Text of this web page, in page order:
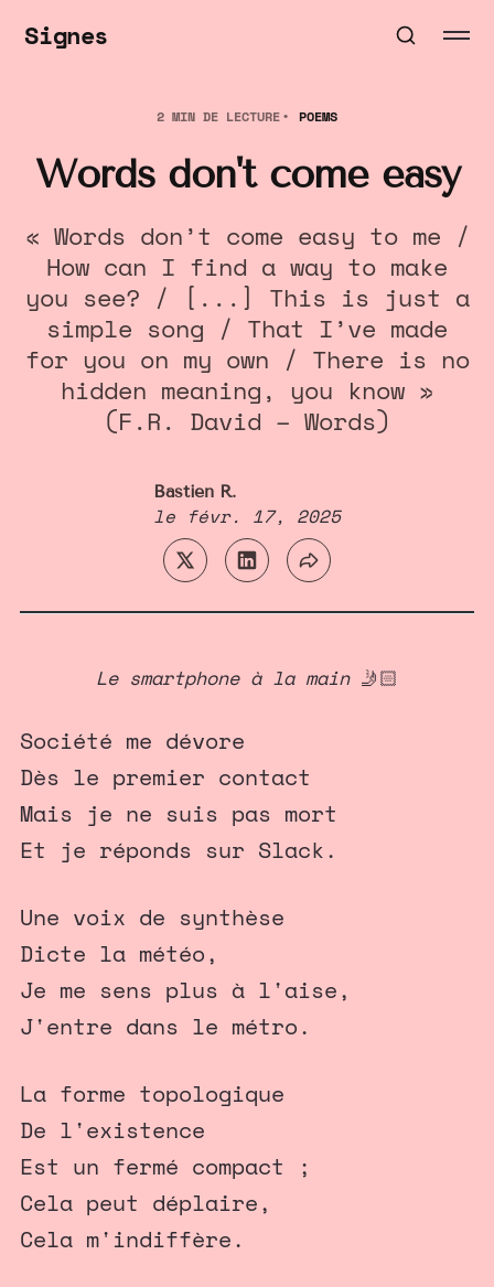
Signes
2 MIN DE LECTURE POEMS
Words don't come easy
« Words don’t come easy to me /
How can I find a way to make
you see? / [...] This is just a
simple song / That I’ve made
for you on my own / There is no
hidden meaning, you know »
(F.R. David – Words)
Bastien R.
le févr. 17, 2025
Le smartphone à la main🤳🏻
Société me dévore
Dès le premier contact
Mais je ne suis pas mort
Et je réponds sur Slack.
Une voix de synthèse
Dicte la météo,
Je me sens plus à l'aise,
J'entre dans le métro.
La forme topologique
De l'existence
Est un fermé compact ;
Cela peut déplaire,
Cela m'indiffère.